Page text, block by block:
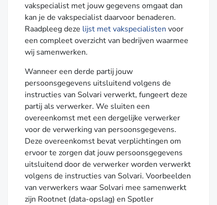
vakspecialist met jouw gegevens omgaat dan
kan je de vakspecialist daarvoor benaderen.
Raadpleeg deze lijst met vakspecialisten voor
een compleet overzicht van bedrijven waarmee
wij samenwerken.
Wanneer een derde partij jouw
persoonsgegevens uitsluitend volgens de
instructies van Solvari verwerkt, fungeert deze
partij als verwerker. We sluiten een
overeenkomst met een dergelijke verwerker
voor de verwerking van persoonsgegevens.
Deze overeenkomst bevat verplichtingen om
ervoor te zorgen dat jouw persoonsgegevens
uitsluitend door de verwerker worden verwerkt
volgens de instructies van Solvari. Voorbeelden
van verwerkers waar Solvari mee samenwerkt
zijn Rootnet (data-opslag) en Spotler